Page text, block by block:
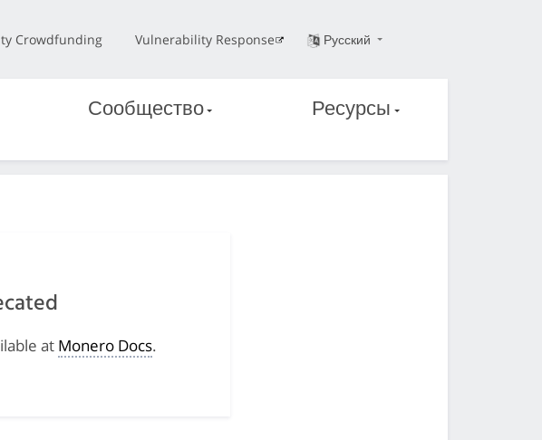
Crowdfunding Vulnerability Response Русский
Сообщество Ресурсы
at Monero Docs.